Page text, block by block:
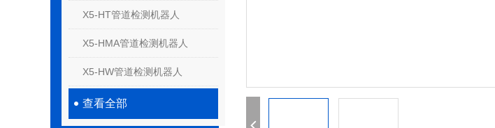
X5-HT管道检测机器人
X5-HMA管道检测机器人
X5-HW管道检测机器人
查看全部